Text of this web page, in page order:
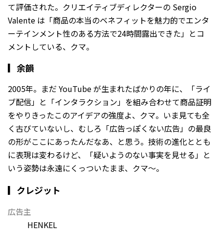
て評価された。クリエイティブディレクターの Sergio
Valente は「商品の本当のベネフィットを魅力的でエンタ
ーテインメント性のある方法で24時間露出できた」とコ
メントしている、クマ。
▎ 余韻
2005年。まだ YouTube が生まれたばかりの年に、「ライ
ブ配信」と「インタラクション」を組み合わせて商品証明
をやりきったこのアイデアの強度よ、クマ。いま見ても全
く古びていないし、むしろ「広告っぽくない広告」の最良
の形がここにあったんだなあ、と思う。技術の進化ととも
に表現は変わるけど、「疑いようのない事実を見せる」と
いう姿勢は永遠にくっついたまま、クマ〜。
▎クレジット
広告主
HENKEL